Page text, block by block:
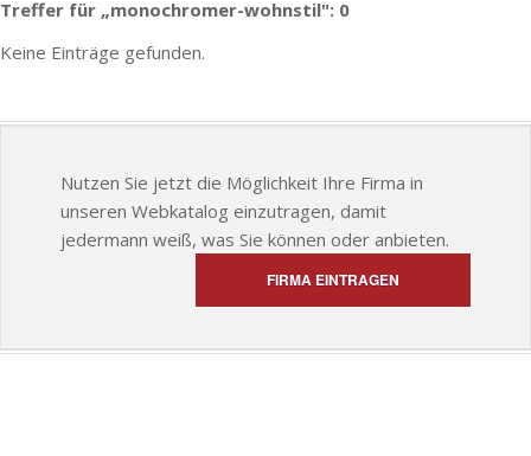
Treffer für „monochromer-wohnstil": 0
Keine Einträge gefunden.
Nutzen Sie jetzt die Möglichkeit Ihre Firma in
unseren Webkatalog einzutragen, damit
jedermann weiß, was Sie können oder anbieten.
FIRMA EINTRAGEN